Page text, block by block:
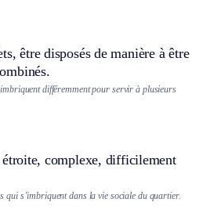
être disposés de manière à être
différemment pour servir à plusieurs
complexe, difficilement
qui s’imbriquent dans la vie sociale du quartier.